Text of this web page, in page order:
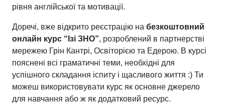
рівня англійської та мотивації.
Доречі, вже відкрито реєстрацію на безкоштовний
онлайн курс “Ізі ЗНО”, розроблений в партнерстві
мережею Грін Кантрі, Освіторією та Едерою. В курсі
пояснені всі граматичні теми, необхідні для
успішного складання іспиту і щасливого життя :) Ти
можеш використовувати курс як основне джерело
для навчання або ж як додатковий ресурс.